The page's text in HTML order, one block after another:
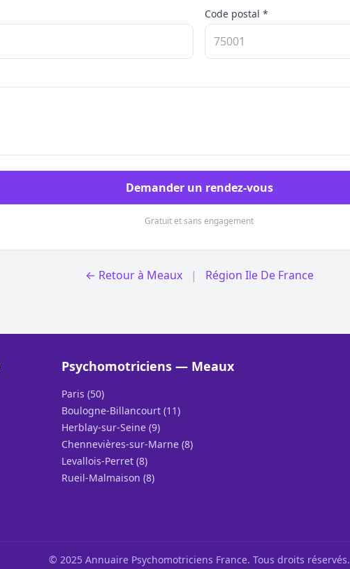
Code postal *
Demander un rendez-vous
Gratuit et sans engagement
← Retour à Meaux | Région Ile De France
Psychomotriciens — Meaux
Paris (50)
Boulogne-Billancourt (11)
Herblay-sur-Seine (9)
Chennevières-sur-Marne (8)
Levallois-Perret (8)
Rueil-Malmaison (8)
© 2025 Annuaire Psychomotriciens France. Tous droits réservés.